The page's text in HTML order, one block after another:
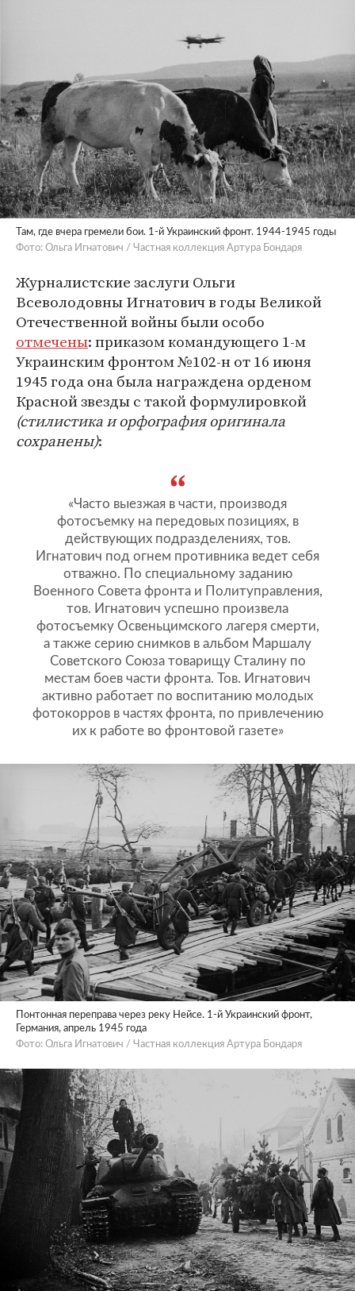
Там, где вчера гремели бои. 1-й Украинский фронт. 1944-1945 годы
Фото: Ольга Игнатович / Частная коллекция Артура Бондаря
Журналистские заслуги Ольги
Всеволодовны Игнатович в годы Великой
Отечественной войны были особо
отмечены: приказом командующего 1-м
Украинским фронтом №102-н от 16 июня
1945 года она была награждена орденом
Красной звезды с такой формулировкой
(стилистика и орфография оригинала
сохранены):
«Часто выезжая в части, производя
фотосъемку на передовых позициях, в
действующих подразделениях, тов.
Игнатович под огнем противника ведет себя
отважно. По специальному заданию
Военного Совета фронта и Политуправления,
тов. Игнатович успешно произвела
фотосъемку Освеньцимского лагеря смерти,
а также серию снимков в альбом Маршалу
Советского Союза товарищу Сталину по
местам боев части фронта. Тов. Игнатович
активно работает по воспитанию молодых
фотокорров в частях фронта, по привлечению
их к работе во фронтовой газете»
Понтонная переправа через реку Нейсе. 1-й Украинский фронт,
Германия, апрель 1945 года
Фото: Ольга Игнатович / Частная коллекция Артура Бондаря